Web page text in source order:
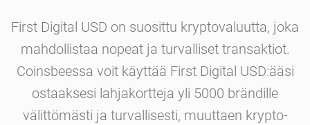
First Digital USD on suosittu kryptovaluutta, joka
mahdollistaa nopeat ja turvalliset transaktiot.
Coinsbeessa voit käyttää First Digital USD:ääsi
ostaaksesi lahjakortteja yli 5000 brändille
välittömästi ja turvallisesti, muuttaen krypto-